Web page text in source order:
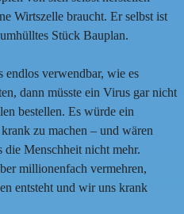
Wirtszelle braucht. Er selbst ist
Stück Bauplan.
verwendbar, wie es
dann müsste ein Virus gar nicht
bestellen. Es würde ein
zu machen – und wären
die Menschheit nicht mehr.
millionenfach vermehren,
entsteht und wir uns krank